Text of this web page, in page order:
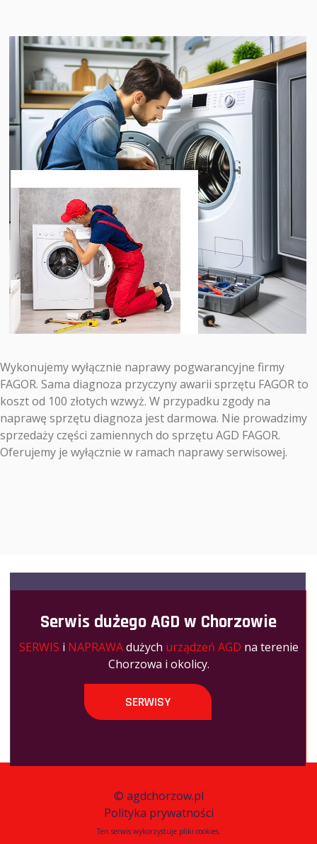
Wykonujemy wyłącznie naprawy pogwarancyjne firmy
FAGOR. Sama diagnoza przyczyny awarii sprzętu FAGOR to
koszt od 100 złotych wzwyż. W przypadku zgody na
naprawę sprzętu diagnoza jest darmowa. Nie prowadzimy
sprzedaży części zamiennych do sprzętu AGD FAGOR.
Oferujemy je wyłącznie w ramach naprawy serwisowej.
Serwis dużego AGD w Chorzowie
SERWIS i NAPRAWAdużych urządzeń AGD na terenie
Chorzowa i okolicy.
SERWISY
© agdchorzow.pl
Polityka prywatności
Ten serwis wykorzystuje pliki cookies.